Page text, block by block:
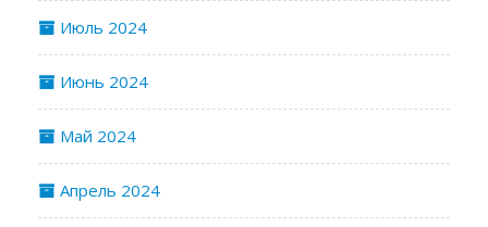
Июль 2024
Июнь 2024
Май 2024
Апрель 2024